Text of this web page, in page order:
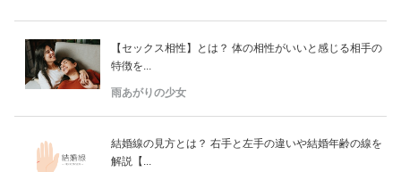
【セックス相性】とは？ 体の相性がいいと感じる相手の
特徴を...
雨あがりの少女
結婚線の見方とは？ 右手と左手の違いや結婚年齢の線を
解説【...